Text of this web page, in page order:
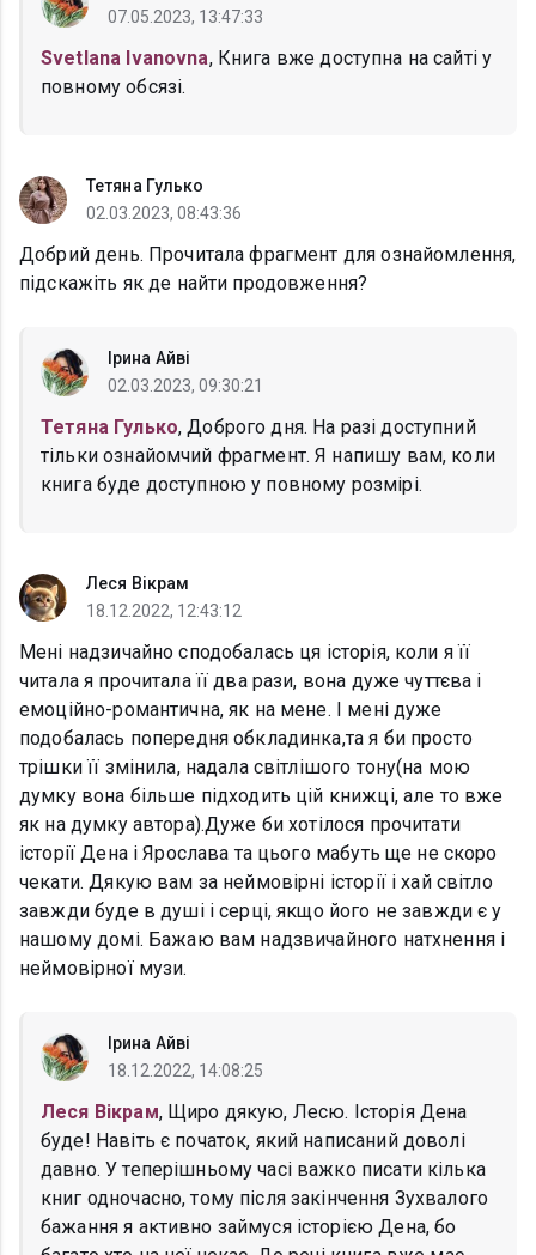
07.05.2023, 13:47:33
Svetlana Ivanovna, Книга вже доступна на сайті у
повному обсязі.
Тетяна Гулько
02.03.2023, 08:43:36
Добрий день. Прочитала фрагмент для ознайомлення,
підскажіть як де найти продовження?
Ірина Айві
02.03.2023, 09:30:21
Тетяна Гулько, Доброго дня. На разі доступний
тільки ознайомчий фрагмент. Я напишу вам, коли
книга буде доступною у повному розмірі.
Леся Вікрам
18.12.2022, 12:43:12
Мені надзичайно сподобалась ця історія, коли я її
читала я прочитала її два рази, вона дуже чуттєва і
емоційно-романтична, як на мене. І мені дуже
подобалась попередня обкладинка,та я би просто
трішки її змінила, надала світлішого тону(на мою
думку вона більше підходить цій книжці, але то вже
як на думку автора).Дуже би хотілося прочитати
історії Дена і Ярослава та цього мабуть ще не скоро
чекати. Дякую вам за неймовірні історії і хай світло
завжди буде в душі і серці, якщо його не завжди є у
нашому домі. Бажаю вам надзвичайного натхнення і
неймовірної музи.
Ірина Айві
18.12.2022, 14:08:25
Леся Вікрам, Щиро дякую, Лесю. Історія Дена
буде! Навіть є початок, який написаний доволі
давно. У теперішньому часі важко писати кілька
книг одночасно, тому після закінчення Зухвалого
бажання я активно займуся історією Дена, бо